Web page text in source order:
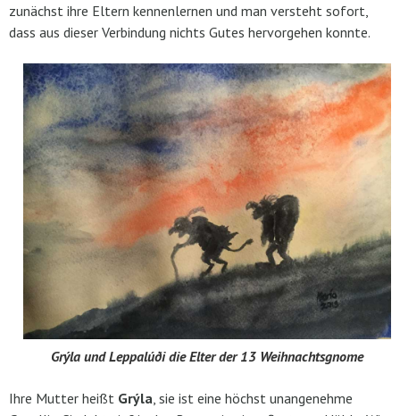
zunächst ihre Eltern kennenlernen und man versteht sofort,
dass aus dieser Verbindung nichts Gutes hervorgehen konnte.
Grýla und Leppalúði die Elter der 13 Weihnachtsgnome
Ihre Mutter heißt Grýla , sie ist eine höchst unangenehme